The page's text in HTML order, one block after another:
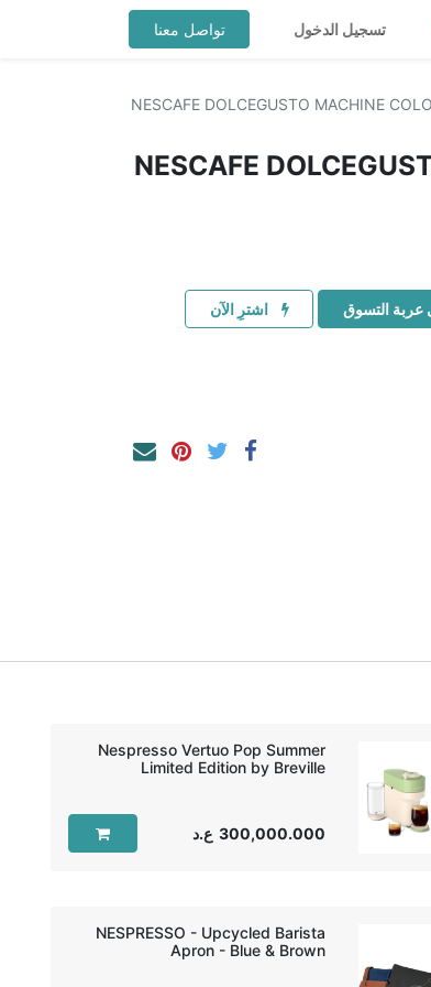
تسجيل الدخول تواصل معنا
NESCAFE DOLCEGUSTO MACHINE
NESCAFE
عربة التسوق اشترِ الآن
Nespresso Vertuo Pop Summer
Limited Edition by Breville
300,000.000 ع.د
NESPRESSO - Upcycled Barista
Apron - Blue & Brown